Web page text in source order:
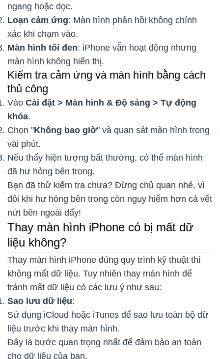
ngang hoặc dọc.
Loạn cảm ứng: Màn hình phản hồi không chính
xác khi chạm vào.
Màn hình tối đen: iPhone vẫn hoạt động nhưng
màn hình không hiển thị.
Kiểm tra cảm ứng và màn hình bằng cách
thủ công
Vào Cài đặt > Màn hình & Độ sáng > Tự động
khóa.
Chọn "Không bao giờ" và quan sát màn hình trong
vài phút.
Nếu thấy hiện tượng bất thường, có thể màn hình
đã hư hỏng bên trong.
Bạn đã thử kiểm tra chưa? Đừng chủ quan nhé, vì
đôi khi hư hỏng bên trong còn nguy hiểm hơn cả vết
nứt bên ngoài đấy!
Thay màn hình iPhone có bị mất dữ
liệu không?
Thay màn hình iPhone đúng quy trình kỹ thuật thì
không mất dữ liệu. Tuy nhiên thay màn hình để
tránh mất dữ liệu có các lưu ý như sau:
Sao lưu dữ liệu:
Sử dụng iCloud hoặc iTunes để sao lưu toàn bộ dữ
liệu trước khi thay màn hình.
Đây là bước quan trọng nhất để đảm bảo an toàn
cho dữ liệu của bạn.